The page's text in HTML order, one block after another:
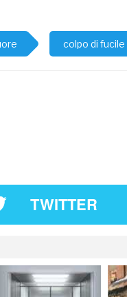
colpo di fucile
TWITTER